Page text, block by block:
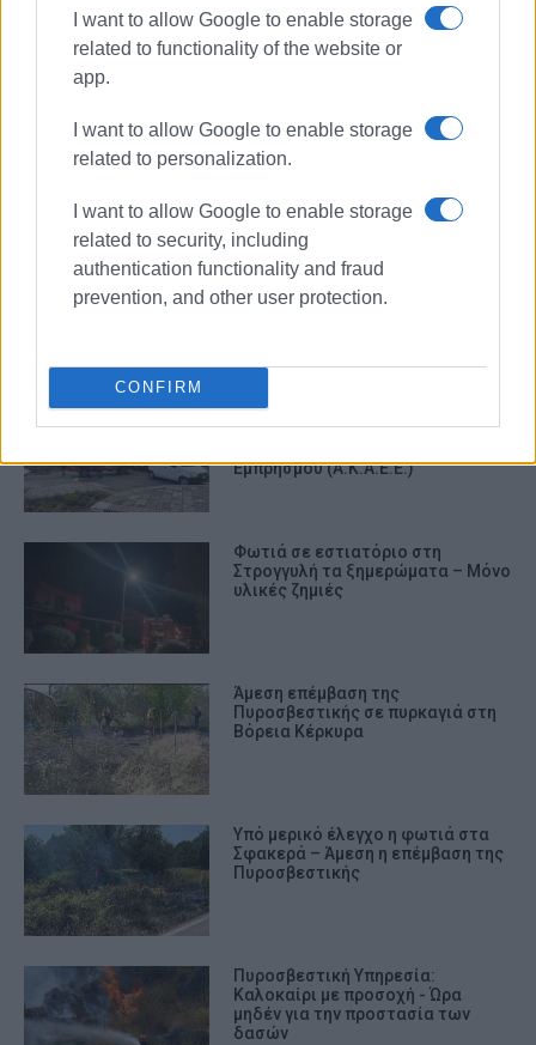
I want to allow Google to enable storage
related to functionality of the website or
app.
I want to allow Google to enable storage
related to personalization.
I want to allow Google to enable storage
related to security, including
authentication functionality and fraud
prevention, and other user protection.
CONFIRM
ΠΥΡΟΣΒΕΣΤΙΚΗ
Κέρκυρα: Σε πλήρη ετοιμότητα το
νέο Ανακριτικό Κλιμάκιο
Εμπρησμού (Α.Κ.Α.Ε.Ε.)
Φωτιά σε εστιατόριο στη
Στρογγυλή τα ξημερώματα – Μόνο
υλικές ζημιές
Άμεση επέμβαση της
Πυροσβεστικής σε πυρκαγιά στη
Βόρεια Κέρκυρα
Υπό μερικό έλεγχο η φωτιά στα
Σφακερά – Άμεση η επέμβαση της
Πυροσβεστικής
Πυροσβεστική Υπηρεσία:
Καλοκαίρι με προσοχή - Ώρα
μηδέν για την προστασία των
δασών